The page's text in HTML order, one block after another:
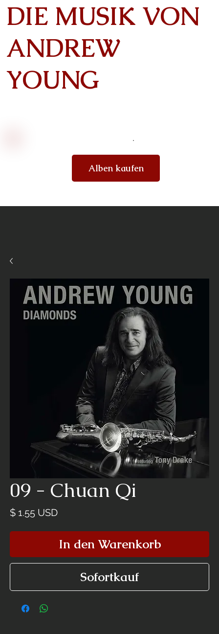
09 - Chuan Qi
$ 1.55 USDPreis
In den Warenkorb
Sofortkauf
DIE MUSIK VON
ANDREW
YOUNG
Alben kaufen